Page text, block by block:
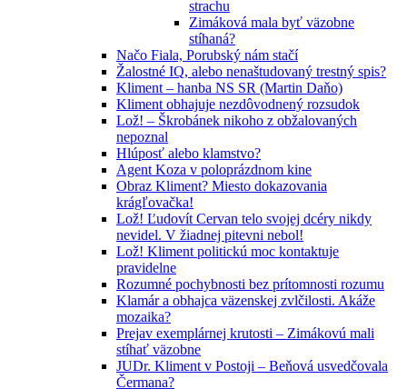
strachu
Zimáková mala byť väzobne
stíhaná?
Načo Fiala, Porubský nám stačí
Žalostné IQ, alebo nenaštudovaný trestný spis?
Kliment – hanba NS SR (Martin Daňo)
Kliment obhajuje nezdôvodnený rozsudok
Lož! – Škrobánek nikoho z obžalovaných
nepoznal
Hlúposť alebo klamstvo?
Agent Koza v poloprázdnom kine
Obraz Kliment? Miesto dokazovania
krágľovačka!
Lož! Ľudovít Cervan telo svojej dcéry nikdy
nevidel. V žiadnej pitevni nebol!
Lož! Kliment politickú moc kontaktuje
pravidelne
Rozumné pochybnosti bez prítomnosti rozumu
Klamár a obhajca väzenskej zvlčilosti. Akáže
mozaika?
Prejav exemplárnej krutosti – Zimákovú mali
stíhať väzobne
JUDr. Kliment v Postoji – Beňová usvedčovala
Čermana?